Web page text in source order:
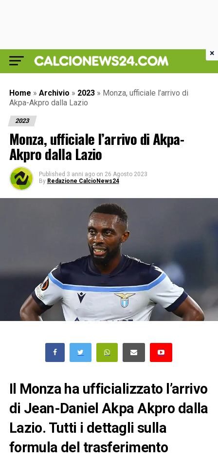
Home » Archivio » 2023 » Monza, ufficiale l’arrivo di
Akpa-Akpro dalla Lazio
2023
Monza, ufficiale l’arrivo di Akpa-
Akpro dalla Lazio
Published 3 anni ago on 26 Agosto 2023
By Redazione CalcioNews24
Il Monza ha ufficializzato l’arrivo
di Jean-Daniel Akpa Akpro dalla
Lazio. Tutti i dettagli sulla
formula del trasferimento
×